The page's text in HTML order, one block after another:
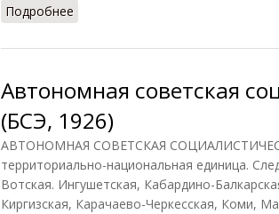
Подробнее
Автономная советская
(БСЭ, 1926)
АВТОНОМНАЯ СОВЕТСКАЯ
территориально-национальная единица.
Вотская. Ингушетская, Кабардино-
Киргизская, Карачаево-Черкесская, Коми,